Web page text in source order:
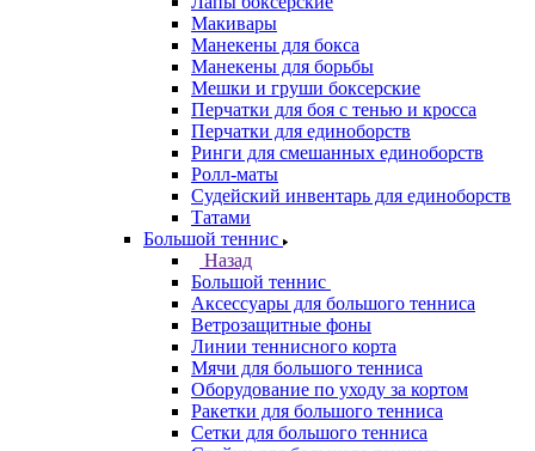
Макивары
Манекены для бокса
Манекены для борьбы
Мешки и груши боксерские
Перчатки для боя с тенью и кросса
Перчатки для единоборств
Ринги для смешанных единоборств
Ролл-маты
Судейский инвентарь для единоборств
Татами
Большой теннис
Назад
Большой теннис
Аксессуары для большого тенниса
Ветрозащитные фоны
Линии теннисного корта
Мячи для большого тенниса
Оборудование по уходу за кортом
Ракетки для большого тенниса
Сетки для большого тенниса